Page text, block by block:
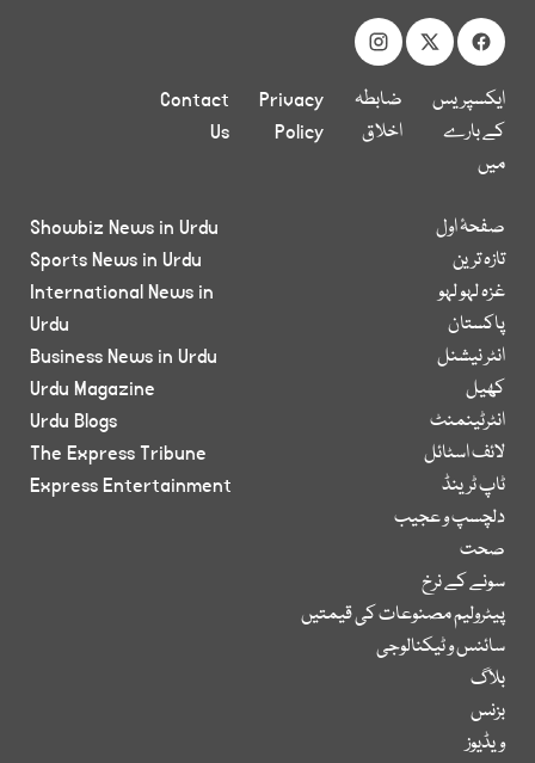
ایکسپریس
کے بارے
میں
ضابطہ
اخلاق
Privacy
Policy
Contact
Us
صفحۂ اول
تازہ ترین
غزہ لہو لہو
پاکستان
انٹر نیشنل
کھیل
انٹرٹینمنٹ
لائف اسٹائل
ٹاپ ٹرینڈ
دلچسپ و عجیب
صحت
سونے کے نرخ
پیٹرولیم مصنوعات کی قیمتیں
سائنس و ٹیکنالوجی
بلاگ
بزنس
ویڈیوز
Showbiz News in Urdu
Sports News in Urdu
International News in
Urdu
Business News in Urdu
Urdu Magazine
Urdu Blogs
The Express Tribune
Express Entertainment